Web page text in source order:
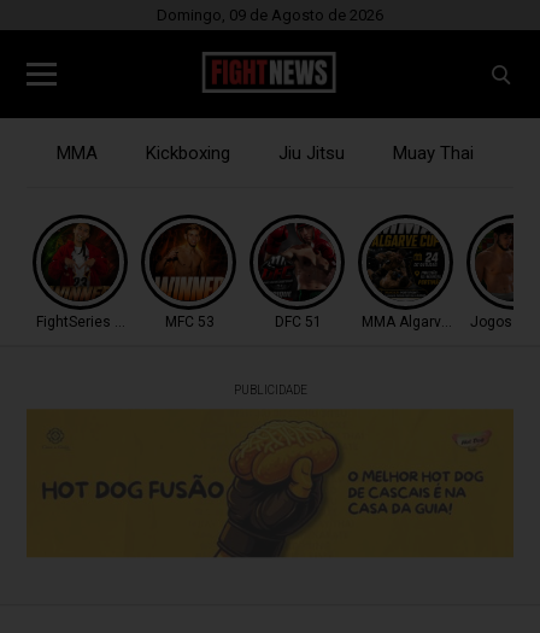
Domingo, 09 de Agosto de 2026
MMA Kickboxing Jiu Jitsu Muay Thai
FightSeries 11 MFC 53 DFC 51 MMA Algarve CupJogos
PUBLICIDADE